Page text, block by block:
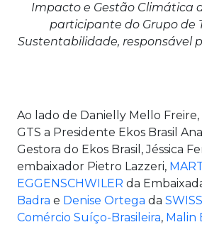
Impacto e Gestão Climática
participante do Grupo de
Sustentabilidade, responsável
Ao lado de Danielly Mello
GTS a Presidente Ekos Brasil
Gestora do Ekos Brasil, Jéssica
embaixador Pietro Lazzeri,
EGGENSCHWILER da
Badra e Denise Ortega da
Comércio Suíço-Brasileira, Malin